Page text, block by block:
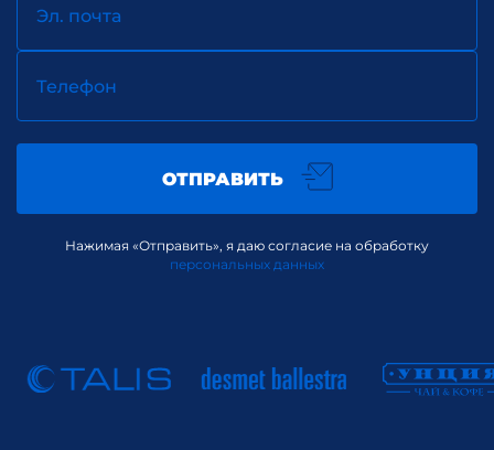
Эл. почта
Телефон
ОТПРАВИТЬ
Нажимая «Отправить», я даю согласие на обработку
персональных данных